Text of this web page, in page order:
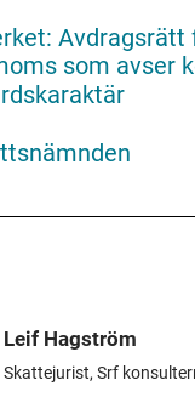
Avdragsrätt
som avser
Leif Hagström
Skattejurist, Srf